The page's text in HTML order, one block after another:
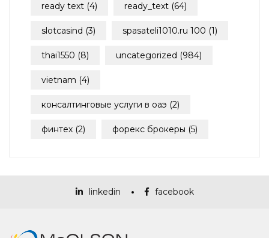
ready text (4) ready_text (64)
slotcasind (3) spasateli1010.ru 100 (1)
thai1550 (8) uncategorized (984)
vietnam (4)
консалтинговые услуги в оаэ (2)
финтех (2) форекс брокеры (5)
linkedin facebook